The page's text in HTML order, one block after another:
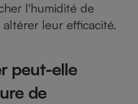
l'humidité de
leur efficacité.
peut-elle
de